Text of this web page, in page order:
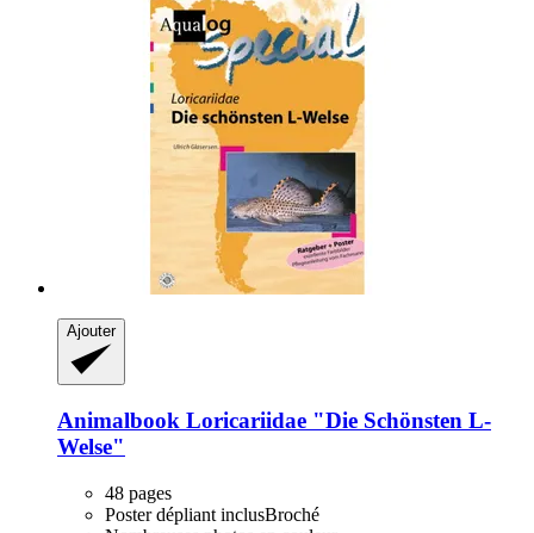
Ajouter
Animalbook Loricariidae "Die Schönsten L-​
Welse"
48 pages
Poster dépliant inclusBroché